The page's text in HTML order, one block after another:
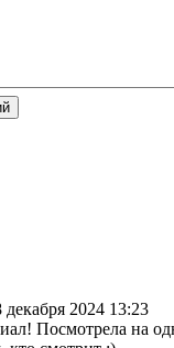
декабря 2024 13:23
Посмотрела на